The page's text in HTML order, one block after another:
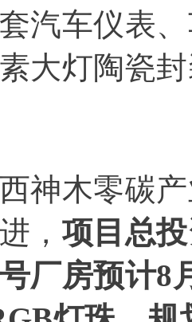
汽车仪表
大灯陶瓷
神木零碳
， 项目总
厂房预计8